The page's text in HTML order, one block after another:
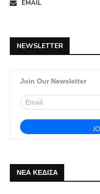
EMAIL
NEWSLETTER
Join Our Newsletter
ΝΕΑ ΚΕΔΙΣΑ